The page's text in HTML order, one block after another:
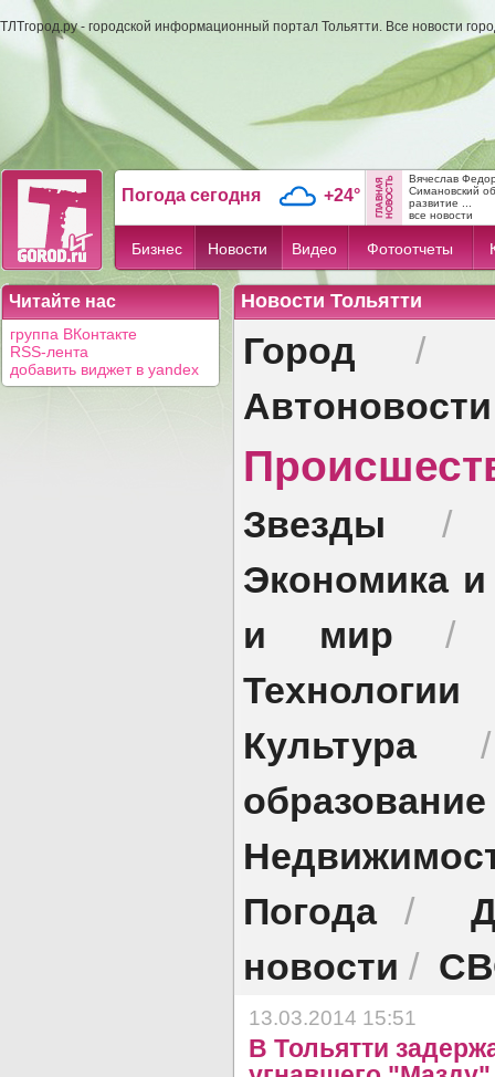
ТЛТгород.ру - городской информационный портал Тольятти. Все новости
Погода сегодня +24°
Вячеслав
Симановский
развитие ...
все новости
Бизнес Новости Видео Фотоотчеты
Читайте нас
группа ВКонтакте
RSS-лента
добавить виджет в yandex
Новости Тольятти
Город /
Автоновости
Звезды
Экономика
и мир
Технологии
Культура
образование
Погода/
новости /
13.03.2014 15:51
В Тольятти